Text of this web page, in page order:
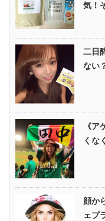
気！
二日
ない
《
くな
顔か
ェプ